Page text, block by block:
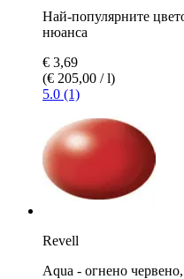
Най-популярните
нюанса
€ 3,69
(€ 205,00 / l)
5.0 (1)
Revell
Aqua - огнено